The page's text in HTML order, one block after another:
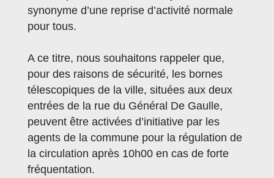
synonyme d’une reprise d’activité normale
pour tous.
A ce titre, nous souhaitons rappeler que,
pour des raisons de sécurité, les bornes
télescopiques de la ville, situées aux deux
entrées de la rue du Général De Gaulle,
peuvent être activées d’initiative par les
agents de la commune pour la régulation de
la circulation après 10h00 en cas de forte
fréquentation.